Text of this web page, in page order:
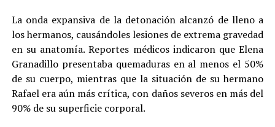
La onda expansiva de la detonación alcanzó de lleno a
los hermanos, causándoles lesiones de extrema gravedad
en su anatomía. Reportes médicos indicaron que Elena
Granadillo presentaba quemaduras en al menos el 50%
de su cuerpo, mientras que la situación de su hermano
Rafael era aún más crítica, con daños severos en más del
90% de su superficie corporal.